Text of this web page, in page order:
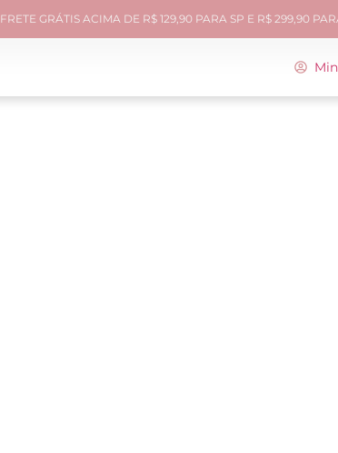
FRETE GRÁTIS ACIMA DE R$ 129,90 PARA SP E R$ 299,90